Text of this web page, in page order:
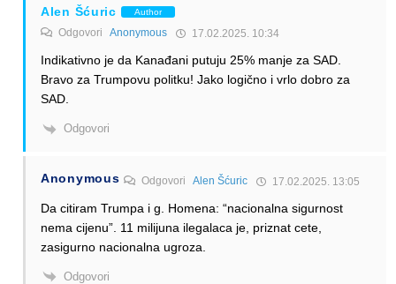
Alen Šćuric Author
Odgovori Anonymous 17.02.2025. 10:34
Indikativno je da Kanađani putuju 25% manje za SAD.
Bravo za Trumpovu politku! Jako logično i vrlo dobro za
SAD.
Odgovori
Anonymous OdgovoriAlen Šćuric 17.02.2025. 13:05
Da citiram Trumpa i g. Homena: “nacionalna sigurnost
nema cijenu”. 11 milijuna ilegalaca je, priznat cete,
zasigurno nacionalna ugroza.
Odgovori